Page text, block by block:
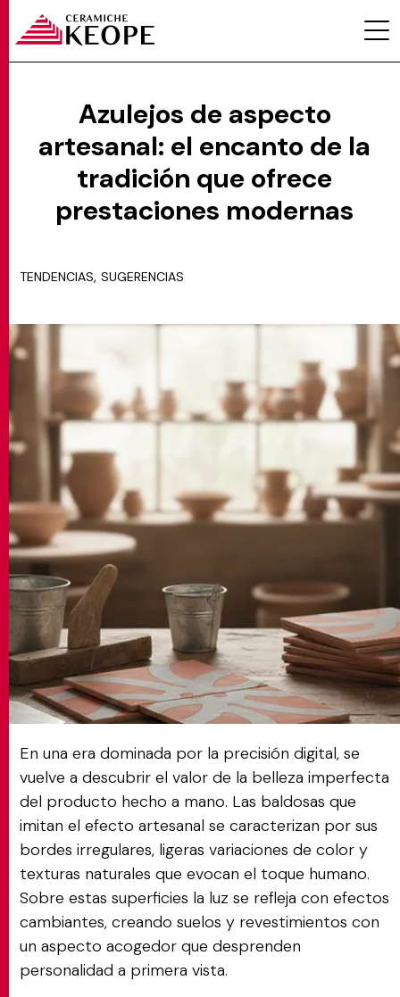
PROYECTOS
CONTACTOS
MATCH APP
BUSCAR
ÁREA RESERVADA
Azulejos de aspecto
artesanal: el encanto de la
tradición que ofrece
prestaciones modernas
TENDENCIAS, SUGERENCIAS
En una era dominada por la precisión digital, se
vuelve a descubrir el valor de la belleza imperfecta
del producto hecho a mano. Las baldosas que
imitan el efecto artesanal se caracterizan por sus
bordes irregulares, ligeras variaciones de color y
texturas naturales que evocan el toque humano.
Sobre estas superficies la luz se refleja con efectos
cambiantes, creando suelos y revestimientos con
un aspecto acogedor que desprenden
personalidad a primera vista.